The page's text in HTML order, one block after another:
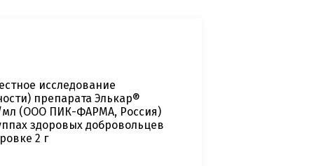
исследование
препарата Элькар®
мл (ООО ПИК-ФАРМА, Россия)
здоровых добровольцев
2 г